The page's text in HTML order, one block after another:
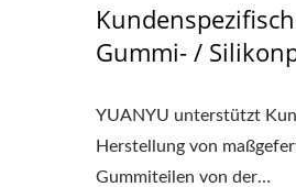
Gummi- /
YUANYU unterstützt
Herstellung von
Gummiteilen von der
Smartwatch-